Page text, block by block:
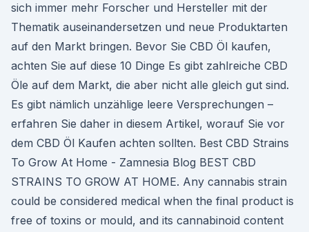
sich immer mehr Forscher und Hersteller mit der
Thematik auseinandersetzen und neue Produktarten
auf den Markt bringen. Bevor Sie CBD Öl kaufen,
achten Sie auf diese 10 Dinge Es gibt zahlreiche CBD
Öle auf dem Markt, die aber nicht alle gleich gut sind.
Es gibt nämlich unzählige leere Versprechungen –
erfahren Sie daher in diesem Artikel, worauf Sie vor
dem CBD Öl Kaufen achten sollten. Best CBD Strains
To Grow At Home - Zamnesia Blog BEST CBD
STRAINS TO GROW AT HOME. Any cannabis strain
could be considered medical when the final product is
free of toxins or mould, and its cannabinoid content